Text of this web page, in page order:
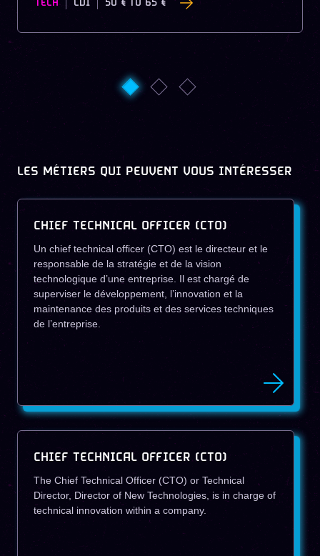
TECH CDI 50 € TO 65 €
LES MÉTIERS QUI PEUVENT VOUS INTÉRESSER
CHIEF TECHNICAL OFFICER (CTO)
Un chief technical officer (CTO) est le directeur et le
responsable de la stratégie et de la vision
technologique d’une entreprise. Il est chargé de
superviser le développement, l’innovation et la
maintenance des produits et des services techniques
de l’entreprise.
CHIEF TECHNICAL OFFICER (CTO)
The Chief Technical Officer (CTO) or Technical
Director, Director of New Technologies, is in charge of
technical innovation within a company.